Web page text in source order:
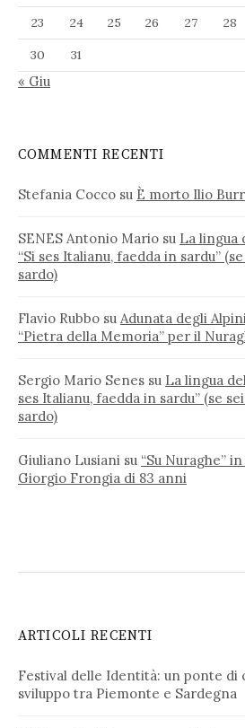
23
24 25 26 27 28
30
31
« Giu
COMMENTI RECENTI
Stefania Cocco su È morto Ilio
SENES Antonio Mario su La lingua
“Si ses Italianu, faedda in sardu”
sardo)
Flavio Rubbo su Adunata degli
“Pietra della Memoria” per il
Sergio Mario Senes su La lingua
ses Italianu, faedda in sardu” (se
sardo)
Giuliano Lusiani su “Su Nuraghe”
Giorgio Frongia di 83 anni
ARTICOLI RECENTI
Festival delle Identità: un ponte di
sviluppo tra Piemonte e Sardegna